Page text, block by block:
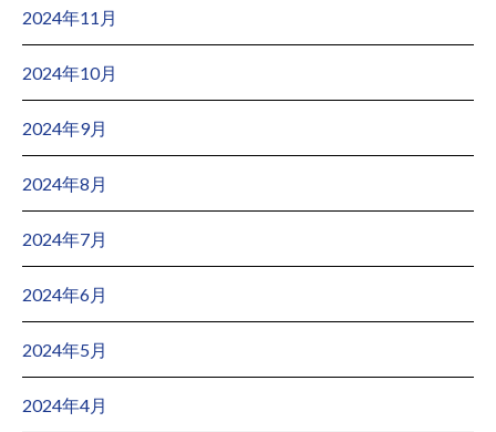
2024年11月
2024年10月
2024年9月
2024年8月
2024年7月
2024年6月
2024年5月
2024年4月